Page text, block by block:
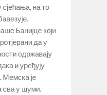
на то
Банијце који
да у
одржавају
и уређују
Мемска је
сва у шуми.